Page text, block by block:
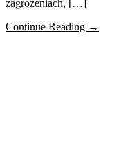
zagrożeniach, […]
Continue Reading →